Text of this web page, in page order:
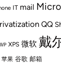
IT mail
QQ
XPS 微软 戴
苹果 谷歌 邮箱